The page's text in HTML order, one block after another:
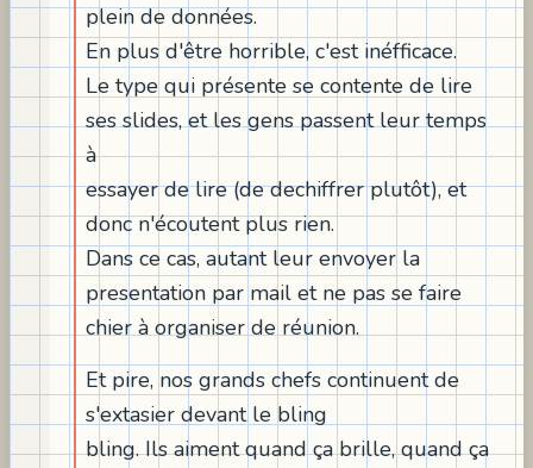
plein de données.
En plus d'être horrible, c'est inéfficace.
Le type qui présente se contente de lire
ses slides, et les gens passent leur temps
à
essayer de lire (de dechiffrer plutôt), et
donc n'écoutent plus rien.
Dans ce cas, autant leur envoyer la
presentation par mail et ne pas se faire
chier à organiser de réunion.
Et pire, nos grands chefs continuent de
s'extasier devant le bling
bling. Ils aiment quand ça brille, quand ça